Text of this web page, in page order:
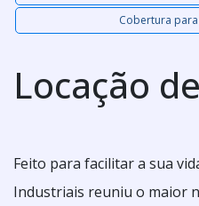
Cobertura
Locação
Feito para facilitar a sua
Industriais reuniu o maior